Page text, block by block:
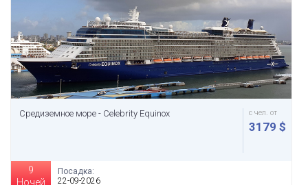
Средиземное море - Celebrity Equinox с чел. от
3179 $
9
Ночей
Посадка:
22-09-2026